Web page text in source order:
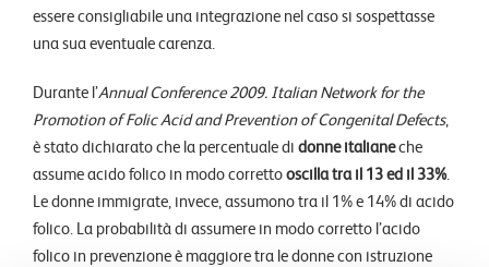
essere consigliabile una integrazione nel caso si sospettasse
una sua eventuale carenza.
Durante l’Annual Conference 2009. Italian Network for the
Promotion of Folic Acid and Prevention of Congenital Defects,
è stato dichiarato che la percentuale di donne italianeche
assume acido folico in modo correttooscilla tra il 13 ed il 33%.
Le donne immigrate, invece, assumono tra il 1% e 14% di acido
folico. La probabilità di assumere in modo corretto l’acido
folico in prevenzione è maggiore tra le donne con istruzione